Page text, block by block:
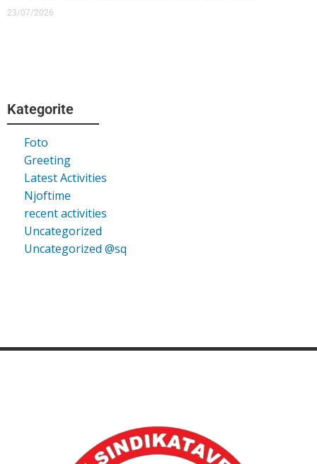
23/07/2026
Kategorite
Foto
Greeting
Latest Activities
Njoftime
recent activities
Uncategorized
Uncategorized @sq